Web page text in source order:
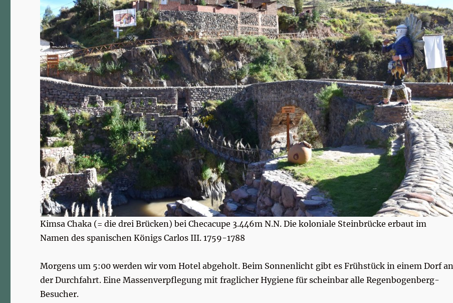
Kimsa Chaka (= die drei Brücken) bei Checacupe 3.446m N.N. Die koloniale Steinbrücke erbaut im
Namen des spanischen Königs Carlos III. 1759-1788
Morgens um 5:00 werden wir vom Hotel abgeholt. Beim Sonnenlicht gibt es Frühstück in einem Dorf an
der Durchfahrt. Eine Massenverpflegung mit fraglicher Hygiene für scheinbar alle Regenbogenberg-
Besucher.